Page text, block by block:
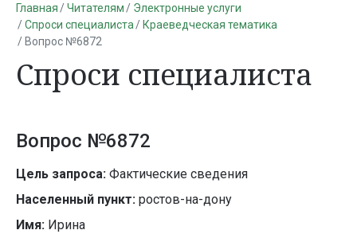
Главная Читателям
Электронные услуги
Спроси специалиста
Краеведческая тематика
Вопрос №6872
Спроси специалиста
Вопрос №6872
Цель запроса: Фактические сведения
Населенный пункт: ростов-на-дону
Имя: Ирина